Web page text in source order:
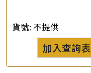
貨號: 不提供
加入查詢表